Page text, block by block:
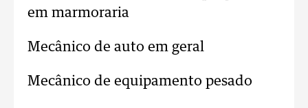
em marmoraria
Mecânico de auto em geral
Mecânico de equipamento pesado